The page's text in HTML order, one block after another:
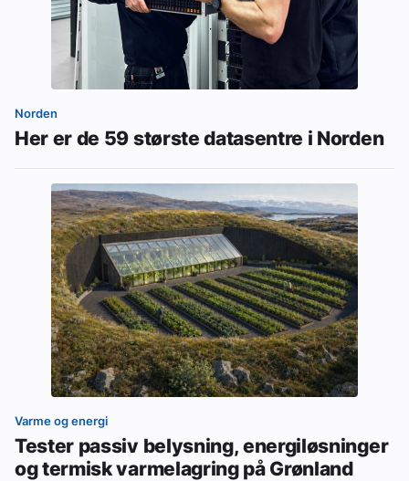
Norden
Her er de 59 største datasentre i Norden
Varme og energi
Tester passiv belysning, energiløsninger
og termisk varmelagring på Grønland